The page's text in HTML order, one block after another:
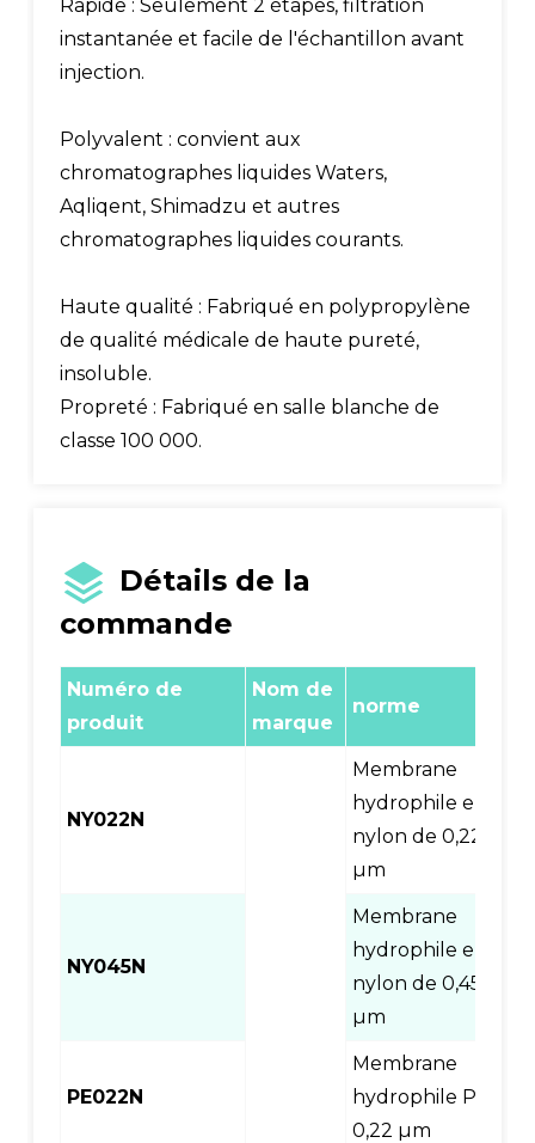
Rapide : Seulement 2 étapes, filtration
instantanée et facile de l'échantillon avant
injection.
Polyvalent : convient aux
chromatographes liquides Waters,
Aqliqent, Shimadzu et autres
chromatographes liquides courants.
Haute qualité : Fabriqué en polypropylène
de qualité médicale de haute pureté,
insoluble.
Propreté : Fabriqué en salle blanche de
classe 100 000.
Détails de la
commande
Numéro de
produit
Nom de
marque
norme
NY022N
Membrane
hydrophile en
nylon de 0,22
µm
NY045N
Membrane
hydrophile en
nylon de 0,45
µm
PE022N
Membrane
hydrophile PES
0,22 µm